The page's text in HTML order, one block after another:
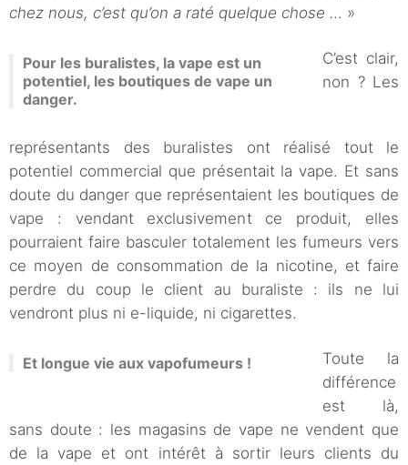
chez nous, c’est qu’on a raté quelque chose … »
Pour les buralistes, la vape est un
potentiel, les boutiques de vape un
danger.
C’est clair,
non ? Les
représentants des buralistes ont réalisé tout le
potentiel commercial que présentait la vape. Et sans
doute du danger que représentaient les boutiques de
vape : vendant exclusivement ce produit, elles
pourraient faire basculer totalement les fumeurs vers
ce moyen de consommation de la nicotine, et faire
perdre du coup le client au buraliste : ils ne lui
vendront plus ni e-liquide, ni cigarettes.
Et longue vie aux vapofumeurs !
Toute la
différence
est là,
sans doute : les magasins de vape ne vendent que
de la vape et ont intérêt à sortir leurs clients du